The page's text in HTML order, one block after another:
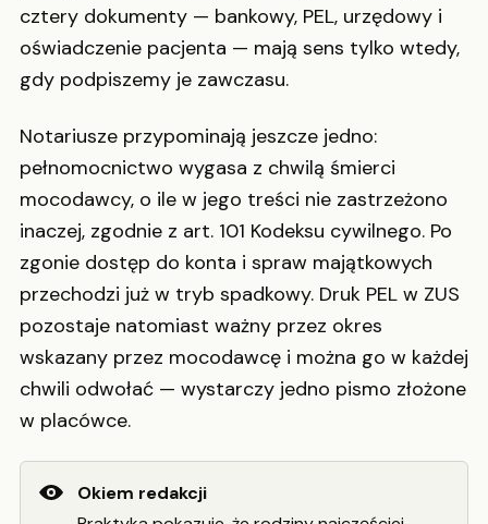
cztery dokumenty — bankowy, PEL, urzędowy i
oświadczenie pacjenta — mają sens tylko wtedy,
gdy podpiszemy je zawczasu.
Notariusze przypominają jeszcze jedno:
pełnomocnictwo wygasa z chwilą śmierci
mocodawcy, o ile w jego treści nie zastrzeżono
inaczej, zgodnie z art. 101 Kodeksu cywilnego. Po
zgonie dostęp do konta i spraw majątkowych
przechodzi już w tryb spadkowy. Druk PEL w ZUS
pozostaje natomiast ważny przez okres
wskazany przez mocodawcę i można go w każdej
chwili odwołać — wystarczy jedno pismo złożone
w placówce.
Okiem redakcji